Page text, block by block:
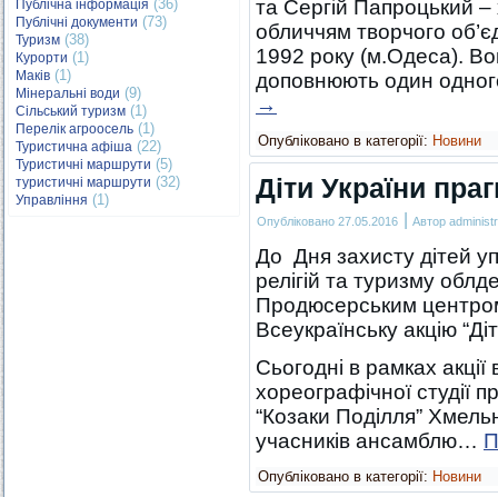
Публічна інформація (36)
Публічні документи (73)
Туризм (38)
Курорти (1)
Маків (1)
Мінеральні води (9)
Сільський туризм (1)
Перелік агроосель (1)
Туристична афіша (22)
Туристичні маршрути (5)
туристичні маршрути (32)
Управління (1)
та Сергій Папроцький –
обличчям творчого
1992 року (м.Одеса).
доповнюють один
→
Опубліковано в категорії: Новини
Діти України
Опубліковано 27.05.2016 | Автор
До Дня захисту дітей
релігій та туризму
Продюсерським
Всеукраїнську акцію
Сьогодні в рамках
хореографічної студії
“Козаки Поділля”
учасників ансамблю…
Опубліковано в категорії: Новини